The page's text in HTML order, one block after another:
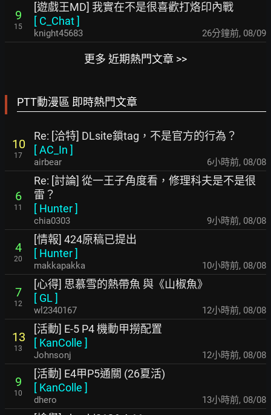
9
15
[遊戲王MD] 我實在不是很喜歡打烙印內戰
[ C_Chat]
knight45683 26分鐘前, 08/09
更多 近期熱門文章 >>
PTT動漫區 即時熱門文章
10
17
Re: [洽特] DLsite鎖tag，不是官方的行為？
[AC_In ]
airbear 6小時前, 08/08
6
11
Re: [討論] 從一王子角度看，修理科夫是不是很
雷？
[ Hunter]
chia0303 9小時前, 08/08
4
20
[情報] 424原稿已提出
[ Hunter]
makkapakka 10小時前, 08/08
7
12
[心得] 思慕雪的熱帶魚 與《山椒魚》
[ GL]
wl2340167 12小時前, 08/08
13
13
[活動] E-5 P4 機動甲撈配置
[ KanColle ]
Johnsonj 12小時前, 08/08
9
10
[活動] E4甲P5通關 (26夏活)
[ KanColle ]
dhero 13小時前, 08/08